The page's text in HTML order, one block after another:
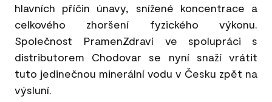
hlavních příčin únavy, snížené koncentrace a
celkového zhoršení fyzického výkonu.
Společnost PramenZdraví ve spolupráci s
distributorem Chodovar se nyní snaží vrátit
tuto jedinečnou minerální vodu v Česku zpět na
výsluní.